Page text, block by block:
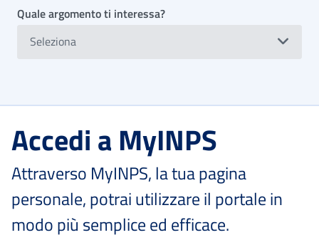
Quale argomento ti interessa?
Seleziona
Accedi a MyINPS
Attraverso MyINPS, la tua pagina
personale, potrai utilizzare il portale in
modo più semplice ed efficace.